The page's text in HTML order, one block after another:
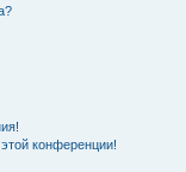
конференции!